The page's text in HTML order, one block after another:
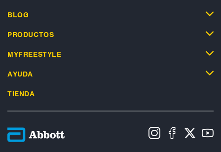
BLOG
PRODUCTOS
MYFREESTYLE
AYUDA
TIENDA